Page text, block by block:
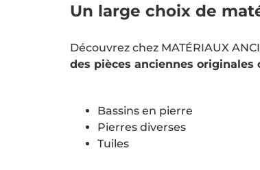
Un large choix de
Découvrez chez MATÉRIAUX
des pièces anciennes originales
Bassins en pierre
Pierres diverses
Tuiles